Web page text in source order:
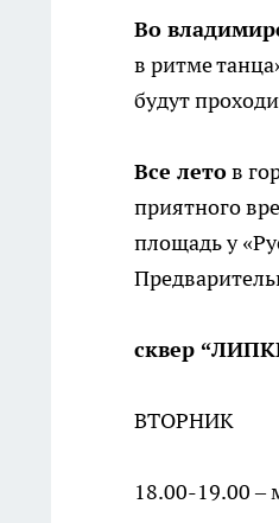
Во
в ритме
будут
Все летов
приятного
площадь у
сквер
ВТОРНИК
18.00-19.00 –